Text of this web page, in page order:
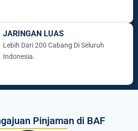
JARINGAN LUAS
Lebih Dari 200 Cabang Di Seluruh
Indonesia.
Pinjaman di BAF